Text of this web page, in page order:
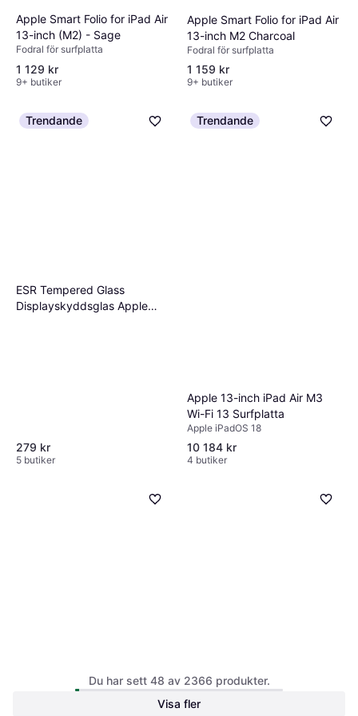
Apple Smart Folio for iPad Air
13-inch (M2) - Sage
Fodral för surfplatta
1 129 kr
9+ butiker
Apple Smart Folio for iPad Air
13-inch M2 Charcoal
Fodral för surfplatta
1 159 kr
9+ butiker
Trendande
ESR Tempered Glass
Displayskyddsglas Apple
279 kr
5 butiker
Trendande
Apple 13-inch iPad Air M3
Wi-Fi 13 Surfplatta
Apple iPadOS 18
10 184 kr
4 butiker
Apple 13-inch iPad Air
Wi-Fi 512GB - Purple
(M4)
13"
Du har sett 48 av 2366 produkter.
Visa fler